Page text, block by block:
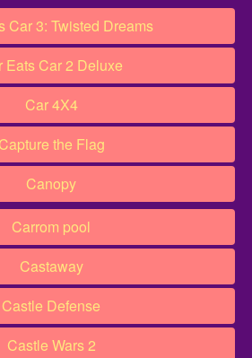
Car 3: Twisted Dreams
Eats Car 2 Deluxe
Car 4X4
Capture the Flag
Canopy
Carrom pool
Castaway
Castle Defense
Castle Wars 2